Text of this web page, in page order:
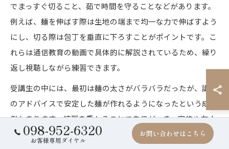
でまっすぐ切ること、茹で時間を守ることなどがあります。
例えば、麺を伸ばす際は生地の端まで均一な力で伸ばすよう
にし、切る際は包丁を垂直に下ろすことがポイントです。こ
れらは通信教育の動画で具体的に解説されているため、繰り
返し視聴しながら練習できます。
受講生の中には、最初は麺の太さがバラバラだったが、講師
のアドバイスで安定した麺が作れるようになったという成功
例もあります。練習を重ねることで自信がつき、家族や友人
にも自慢できる沖縄そばを振る舞えるようになります。
098-952-6320
お客様専用ダイヤル
お問い合わせはこちら